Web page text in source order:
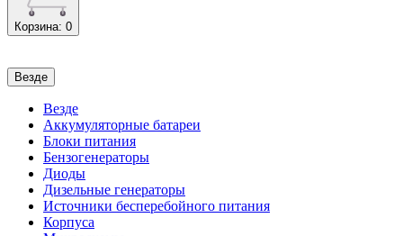
Корзина: 0
Везде
Везде
Аккумуляторные батареи
Блоки питания
Бензогенераторы
Диоды
Дизельные генераторы
Источники бесперебойного питания
Корпуса